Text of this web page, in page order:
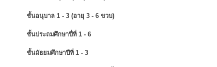
ชั้นอนุบาล 1 - 3 (อายุ 3 - 6 ขวบ)
ชั้นประถมศึกษาปี่ที่ 1 - 6
ชั้นมัธยมศึกษาปีที่ 1 - 3